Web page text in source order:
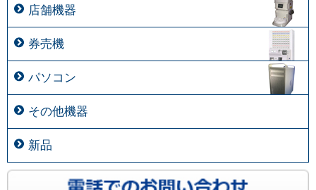
店舗機器
券売機
パソコン
その他機器
新品